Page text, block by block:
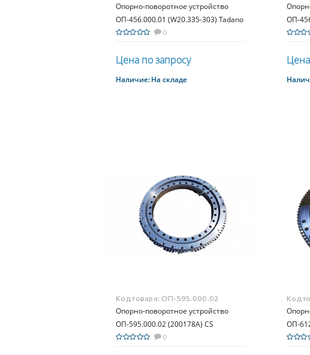
Опорно-поворотное устройство
ОП-456.000.01 (W20.335-303) Tadano
Z300, ZFX3000
Цена по запросу
Купить
Наличие:На складе
ОП-
Код товара: ОП-595.000.02
Опорно-поворотное устройство
ОП-595.000.02 (200178A) CS
Machinery CSS 707
0
Код
ОП-
: